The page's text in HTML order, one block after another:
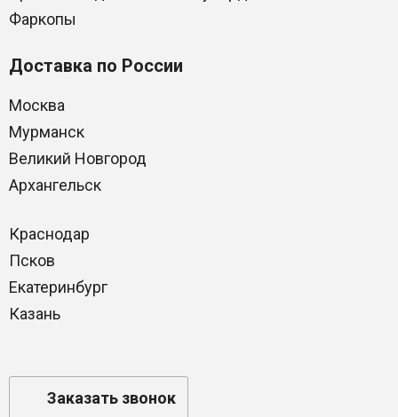
Фаркопы
Доставка по России
Москва
Мурманск
Великий Новгород
Архангельск
Краснодар
Псков
Екатеринбург
Казань
Заказать звонок